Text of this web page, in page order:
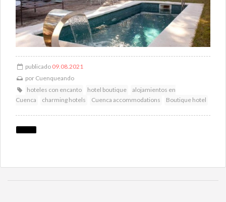
publicado 09.08.2021
por Cuenqueando
hoteles con encanto
hotel boutique
alojamientos en
Cuenca
charming hotels Cuenca accommodations Boutique hotel